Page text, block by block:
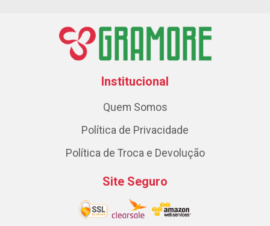
Institucional
Quem Somos
Política de Privacidade
Política de Troca e Devolução
Site Seguro